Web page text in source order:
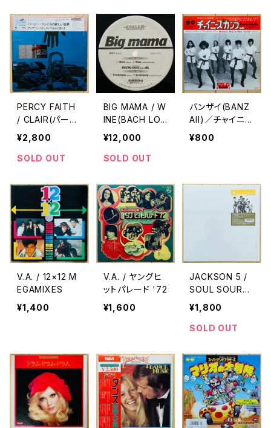
PERCY FAITH
/ CLAIR(パーシ
ー・フェイスの新
しい世界)
¥2,800
SOLD OUT
BIG MAMA / W
INE(BACH LOG
IC REMIX)
¥12,000
SOLD OUT
バンザイ(BANZ
AII)／チャイニー
ズ・カンフー
¥800
V.A. / 12×12 M
EGAMIXES
¥1,400
V.A. / ヤングヒ
ットパレード '72
¥1,600
JACKSON 5 /
SOUL SOURC
E JACKSON 5
REMIXES 2(VI
NYL THREE)
¥1,800
SOLD OUT